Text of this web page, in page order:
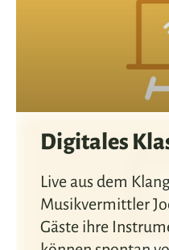
Digitales
Live aus dem
Musikvermittler
Gäste ihre